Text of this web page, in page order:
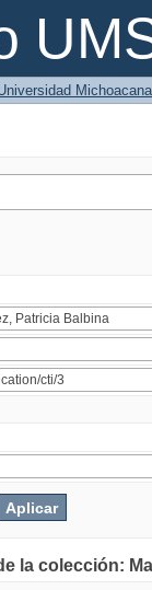
la colección: